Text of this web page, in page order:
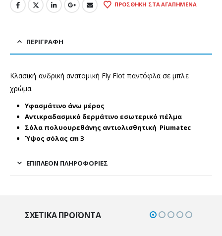
ΠΡΟΣΘΉΚΗ ΣΤΑ ΑΓΑΠΗΜΈΝΑ
ΠΕΡΙΓΡΑΦΉ
Κλασική ανδρική ανατομική Fly Flot παντόφλα σε μπλε
χρώμα.
Υφασμάτινο άνω μέρος
Αντικραδασμικό δερμάτινο εσωτερικό πέλμα
Σόλα πολυουρεθάνης αντιολισθητική Piumatec
Ύψος σόλας cm 3
ΕΠΙΠΛΈΟΝ ΠΛΗΡΟΦΟΡΊΕΣ
ΣΧΕΤΙΚΆ ΠΡΟΪΌΝΤΑ